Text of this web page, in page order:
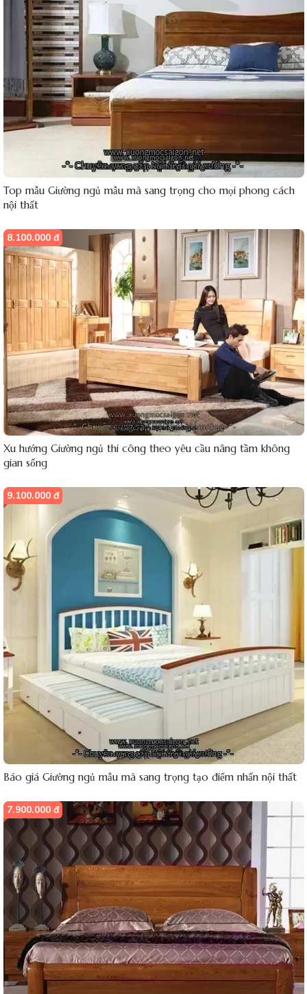
Top mẫu Giường ngủ mẫu mã sang trọng cho mọi phong cách
nội thất
8.100.000 đ
Xu hướng Giường ngủ thi công theo yêu cầu nâng tầm không
gian sống
9.100.000 đ
Báo giá Giường ngủ mẫu mã sang trọng tạo điểm nhấn nội thất
7.900.000 đ